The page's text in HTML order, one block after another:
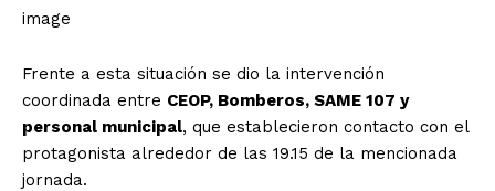
image
Frente a esta situación se dio la intervención
coordinada entre CEOP, Bomberos, SAME 107 y
personal municipal, que establecieron contacto con el
protagonista alrededor de las 19.15 de la mencionada
jornada.